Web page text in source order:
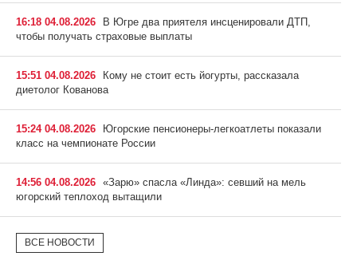
16:18 04.08.2026
В Югре два приятеля инсценировали ДТП,
чтобы получать страховые выплаты
15:51 04.08.2026
Кому не стоит есть йогурты, рассказала
диетолог Кованова
15:24 04.08.2026
Югорские пенсионеры-легкоатлеты показали
класс на чемпионате России
14:56 04.08.2026 «Зарю» спасла «Линда»: севший на мель
югорский теплоход вытащили
ВСЕ НОВОСТИ